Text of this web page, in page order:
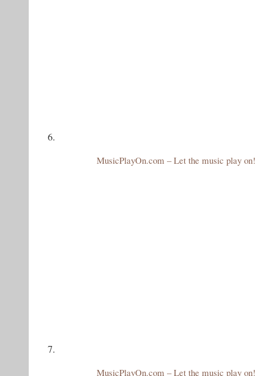
6.
MusicPlayOn.com – Let the music play on!
7.
MusicPlayOn.com – Let the music play on!